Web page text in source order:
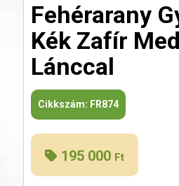
Fehérarany
Kék Zafír
Lánccal
Cikkszám: FR874
195 000 Ft